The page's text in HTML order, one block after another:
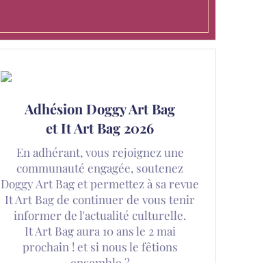
Adhésion Doggy Art Bag
et It Art Bag 2026
En adhérant, vous rejoignez une
communauté engagée, soutenez
Doggy Art Bag et permettez à sa revue
It Art Bag de continuer de vous tenir
informer de l'actualité culturelle.
It Art Bag aura 10 ans le 2 mai
prochain ! et si nous le fêtions